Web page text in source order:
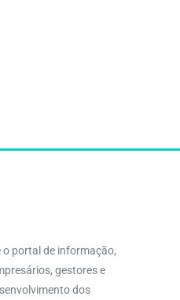
o portal de informação,
gestores e
dos